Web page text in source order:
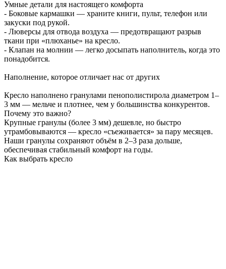
Умные детали для настоящего комфорта
- Боковые кармашки — храните книги, пульт, телефон или
закуски под рукой.
- Люверсы для отвода воздуха — предотвращают разрыв
ткани при «плюханье» на кресло.
- Клапан на молнии — легко досыпать наполнитель, когда это
понадобится.
Наполнение, которое отличает нас от других
Кресло наполнено гранулами пенополистирола диаметром 1–
3 мм — мельче и плотнее, чем у большинства конкурентов.
Почему это важно?
Крупные гранулы (более 3 мм) дешевле, но быстро
утрамбовываются — кресло «съеживается» за пару месяцев.
Наши гранулы сохраняют объём в 2–3 раза дольше,
обеспечивая стабильный комфорт на годы.
Как выбрать кресло